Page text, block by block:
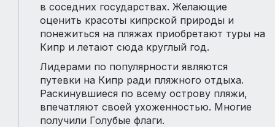
в соседних государствах. Желающие
оценить красоты кипрской природы и
понежиться на пляжах приобретают туры на
Кипр и летают сюда круглый год.
Лидерами по популярности являются
путевки на Кипр ради пляжного отдыха.
Раскинувшиеся по всему острову пляжи,
впечатляют своей ухоженностью. Многие
получили Голубые флаги.